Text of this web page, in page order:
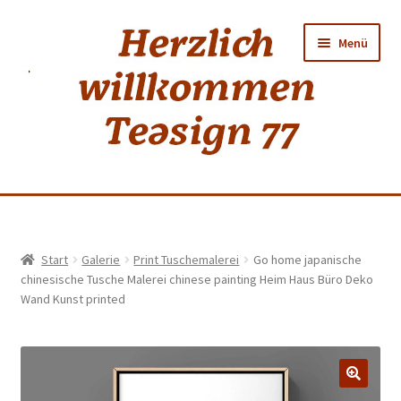
springen
springen
Menü
shop
Start Galerie Print Tuschemalerei
Go home japanische
chinesische Tusche Malerei chinese painting Heim Haus Büro Deko
Wand Kunst printed